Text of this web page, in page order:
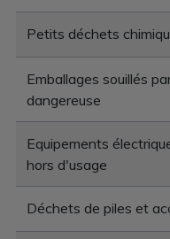
Petits déchets
Emballages souillés
dangereuse
Equipements
hors d'usage
Déchets de piles et